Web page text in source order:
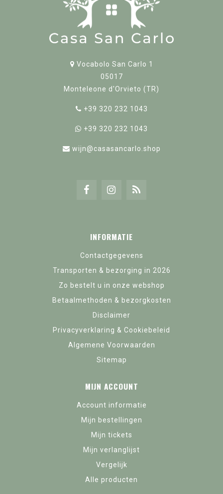
Vocabolo San Carlo 1
05017
Monteleone d'Orvieto (TR)
+39 320 232 1043
+39 320 232 1043
wijn@casasancarlo.shop
INFORMATIE
Contactgegevens
Transporten & bezorging in 2026
Zo bestelt u in onze webshop
Betaalmethoden & bezorgkosten
Disclaimer
Privacyverklaring & Cookiebeleid
Algemene Voorwaarden
Sitemap
MIJN ACCOUNT
Account informatie
Mijn bestellingen
Mijn tickets
Mijn verlanglijst
Vergelijk
Alle producten